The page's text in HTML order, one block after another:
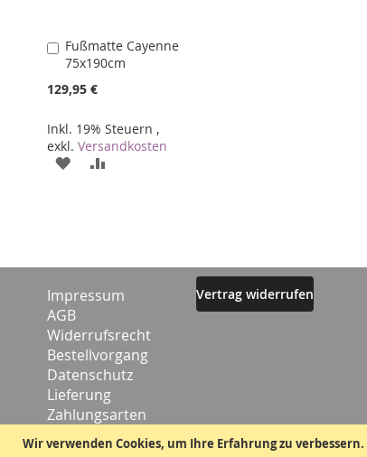
Wir verwenden Cookies, um Ihre Erfahrung zu verbessern.
Fußmatte Cayenne
75x190cm
129,95 €
Inkl. 19% Steuern ,
exkl. Versandkosten
In
den
Warenkorb
ZUR
Impressum
AGB
Widerrufsrecht
Bestellvorgang
Datenschutz
Lieferung
Zahlungsarten
Kontakt
Vertrag widerrufen